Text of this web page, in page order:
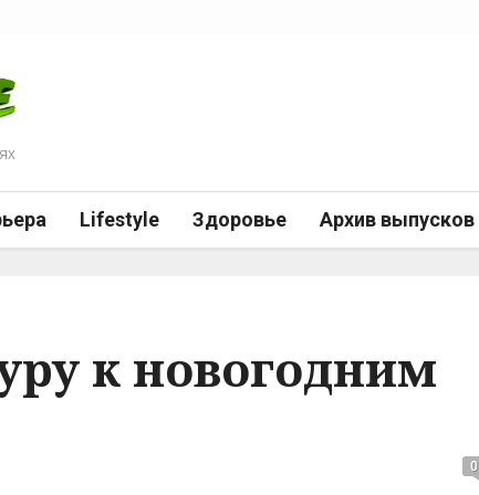
Lifestyle Здоровье Архив выпусков
к новогодним
0